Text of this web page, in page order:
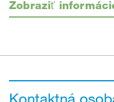
Zobraziť
Kontaktná